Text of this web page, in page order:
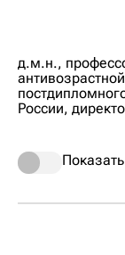
д.м.н.,
России,